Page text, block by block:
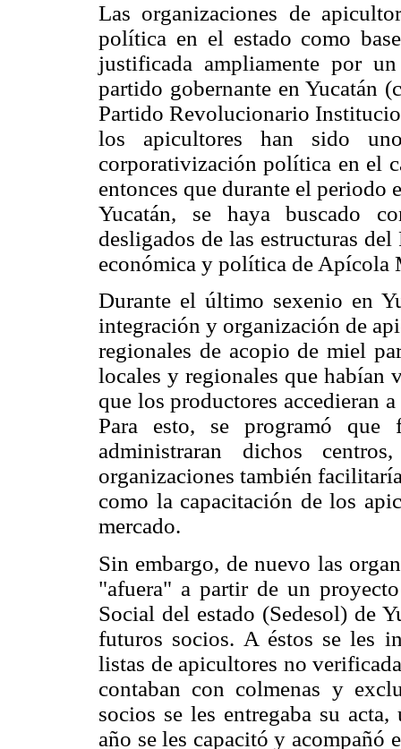
Las organizaciones de
política en el estado como
justificada ampliamente por
partido gobernante en Yucatán
Partido Revolucionario
los apicultores han sido
corporativización política en el
entonces que durante el
Yucatán, se haya buscado
desligados de las estructuras
económica y política de
Durante el último sexenio en
integración y organización de
regionales de acopio de miel
locales y regionales que habían
que los productores accedieran
Para esto, se programó que
administraran dichos
organizaciones también
como la capacitación de los
mercado.
Sin embargo, de nuevo las
"afuera" a partir de un
Social del estado (Sedesol) de
futuros socios. A éstos se les
listas de apicultores no
contaban con colmenas y
socios se les entregaba su
año se les capacitó y